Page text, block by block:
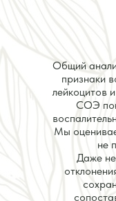
Общий
признаки
лейкоцитов
СОЭ
Мы
не
Даже